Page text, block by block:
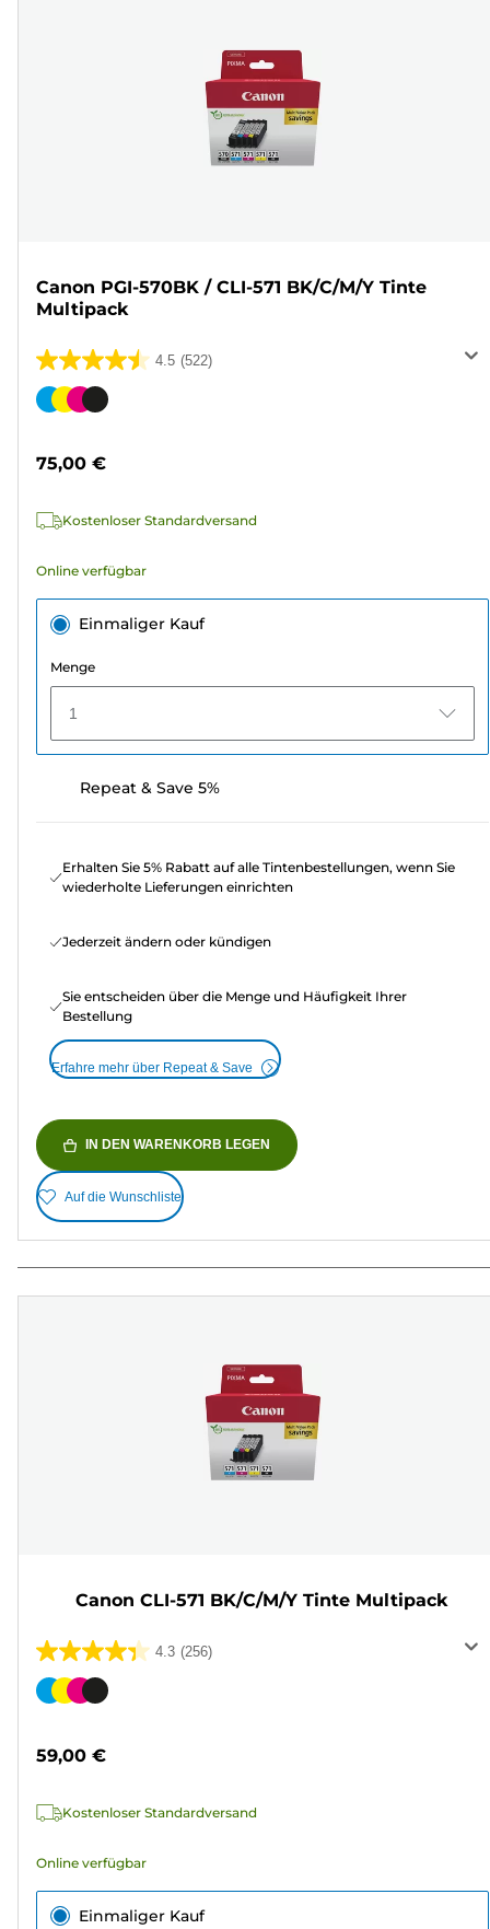
Canon PGI-570BK / CLI-571 BK/C/M/Y Tinte
Multipack
4.5 (522)
4.5
von
522
Farbpatrone
75,00 €
Kostenloser Standardversand
Online verfügbar
Einmaliger Kauf
Menge
1
Repeat & Save 5%
Erhalten Sie 5% Rabatt auf alle Tintenbestellungen, wenn Sie
wiederholte Lieferungen einrichten
Jederzeit ändern oder kündigen
Sie entscheiden über die Menge und Häufigkeit Ihrer
Bestellung
Erfahre mehr über Repeat & Save
IN DEN WARENKORB LEGEN
Auf die Wunschliste
Canon CLI-571 BK/C/M/Y Tinte Multipack
4.3 (256)
4.3
von
256
Farbpatrone
59,00 €
Kostenloser Standardversand
Online verfügbar
Einmaliger Kauf